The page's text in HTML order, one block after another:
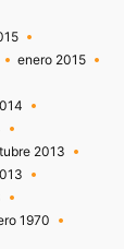
enero 2015
2013
1970